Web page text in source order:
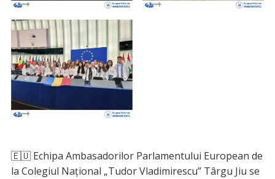
🇪🇺 Echipa Ambasadorilor Parlamentului European de
la Colegiul Național „Tudor Vladimirescu” Târgu Jiu se